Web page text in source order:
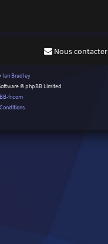
Nous contacter
Ian Bradley
© phpBB Limited
fr.com
Conditions